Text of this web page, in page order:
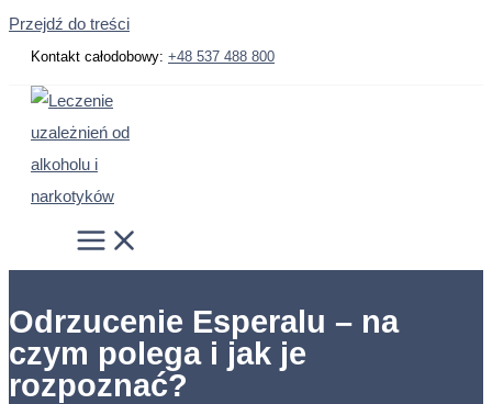
Przejdź do treści
Kontakt całodobowy: +48 537 488 800
Odrzucenie Esperalu – na
czym polega i jak je
rozpoznać?